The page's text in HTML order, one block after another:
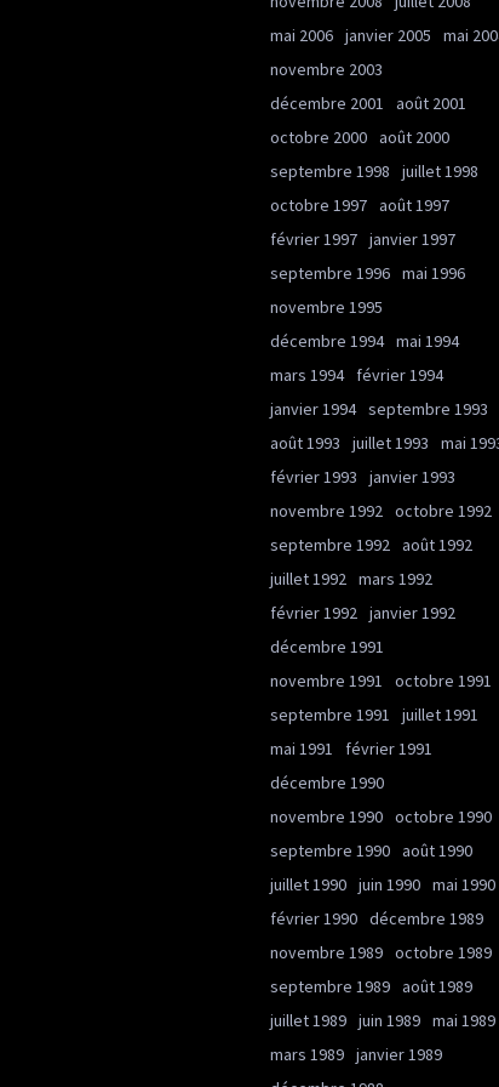
mai 2006 janvier 2005
mai
novembre 2003
décembre 2001
août 2001
octobre 2000 août 2000
septembre 1998
juillet 1998
octobre 1997 août 1997
février 1997 janvier 1997
septembre 1996 mai 1996
novembre 1995
décembre 1994 mai 1994
mars 1994
février 1994
janvier 1994 septembre 1993
août 1993
juillet 1993
mai
février 1993
janvier 1993
novembre 1992 octobre 1992
septembre 1992 août 1992
juillet 1992 mars 1992
février 1992 janvier 1992
décembre 1991
novembre 1991
octobre 1991
septembre 1991
juillet 1991
mai 1991
février 1991
décembre 1990
novembre 1990 octobre 1990
septembre 1990 août 1990
juillet 1990 juin 1990 mai 1990
février 1990 décembre 1989
novembre 1989 octobre 1989
septembre 1989 août 1989
juillet 1989 juin 1989 mai 1989
mars 1989 janvier 1989